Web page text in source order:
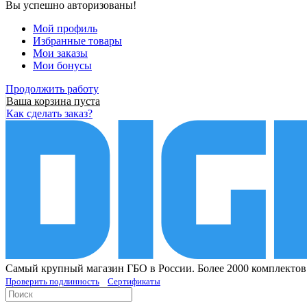
Вы успешно авторизованы!
Мой профиль
Избранные товары
Мои заказы
Мои бонусы
Продолжить работу
Ваша корзина пуста
Как сделать заказ?
Самый крупный магазин ГБО в России. Более 2000
Проверить подлинность Сертификаты